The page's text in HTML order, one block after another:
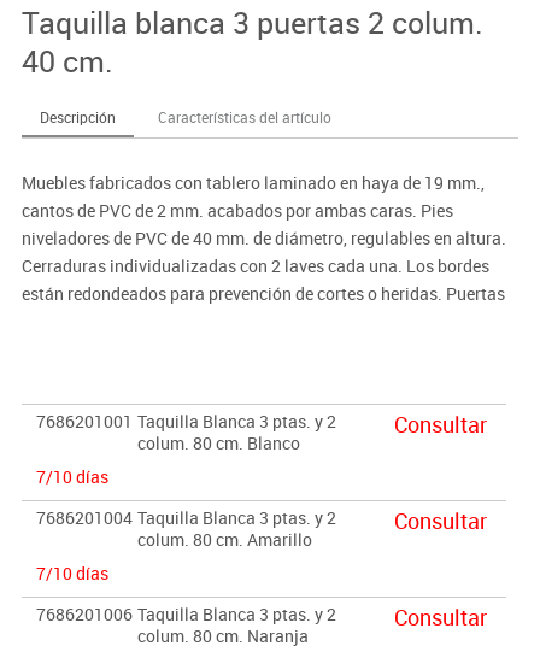
Taquilla blanca 3 puertas 2 colum.
40 cm.
Descripción Características del artículo
Muebles fabricados con tablero laminado en haya de 19 mm.,
cantos de PVC de 2 mm. acabados por ambas caras. Pies
niveladores de PVC de 40 mm. de diámetro, regulables en altura.
Cerraduras individualizadas con 2 laves cada una. Los bordes
están redondeados para prevención de cortes o heridas. Puertas
El mobiliario se pide por encargo. En caso de devolución no se
abonará más del 90% del valor de la mercancía.
7686201001 Taquilla Blanca 3 ptas. y 2
colum. 80 cm. Blanco
7/10 días
Consultar
7686201004 Taquilla Blanca 3 ptas. y 2
colum. 80 cm. Amarillo
7/10 días
Consultar
7686201006 Taquilla Blanca 3 ptas. y 2
colum. 80 cm. Naranja
Consultar